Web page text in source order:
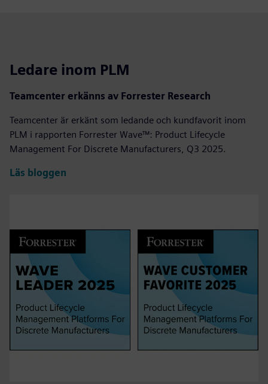
Ledare inom PLM
Teamcenter erkänns av Forrester Research
Teamcenter är erkänt som ledande och kundfavorit inom
PLM i rapporten Forrester Wave™: Product Lifecycle
Management For Discrete Manufacturers, Q3 2025.
Läs bloggen